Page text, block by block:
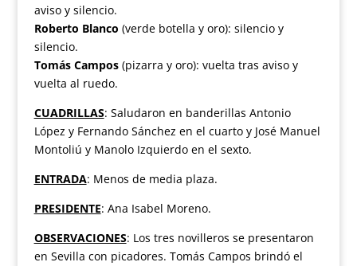
aviso y silencio.
Roberto Blanco (verde botella y oro): silencio y
silencio.
Tomás Campos (pizarra y oro): vuelta tras aviso y
vuelta al ruedo.
CUADRILLAS: Saludaron en banderillas Antonio
López y Fernando Sánchez en el cuarto y José Manuel
Montoliú y Manolo Izquierdo en el sexto.
ENTRADA: Menos de media plaza.
PRESIDENTE: Ana Isabel Moreno.
OBSERVACIONES: Los tres novilleros se presentaron
en Sevilla con picadores. Tomás Campos brindó el